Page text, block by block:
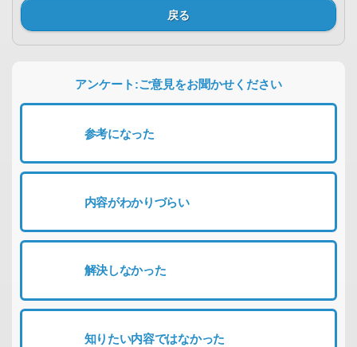
戻る
アンケート:ご意見をお聞かせください
参考になった
内容がわかりづらい
解決しなかった
知りたい内容ではなかった